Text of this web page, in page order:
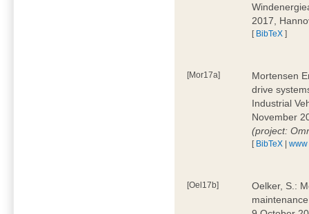
2017,
[ BibTeX ]
[Mor17a]
Mortensen
drive
Industrial
November
(project:
[ BibTeX |www
[Oel17b]
Oelker, S.: